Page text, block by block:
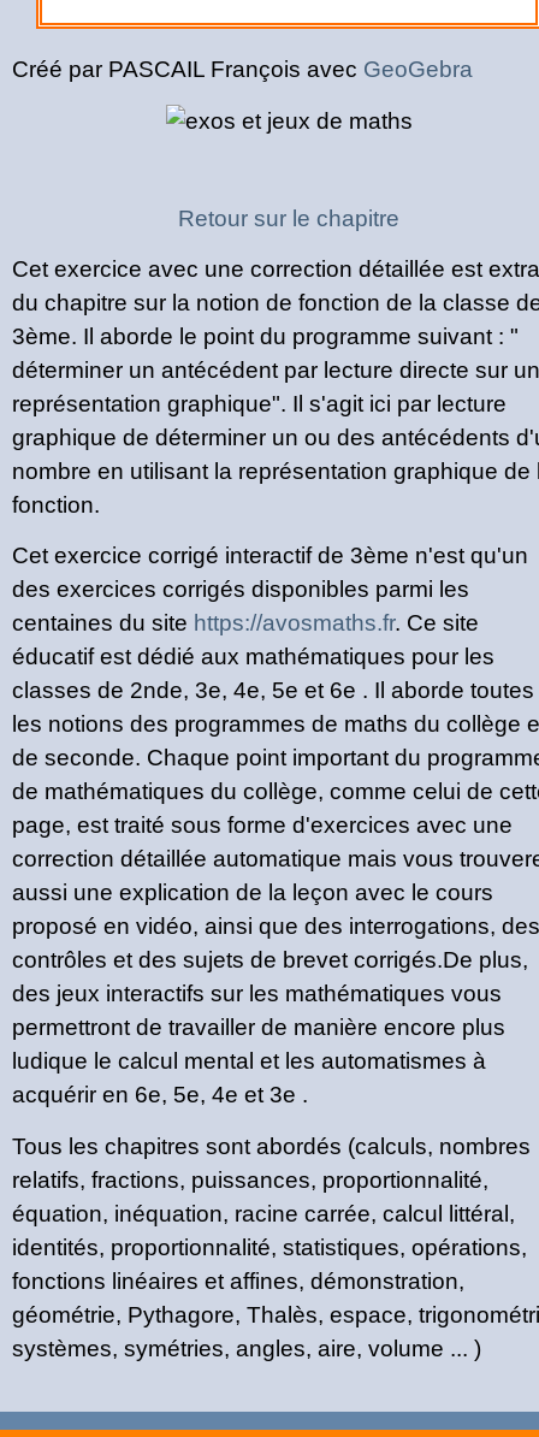
Créé par PASCAIL François avec GeoGebra
Retour sur le chapitre
Cet exercice avec une correction détaillée est
du chapitre sur la notion de fonction de la classe
3ème. Il aborde le point du programme suivant : "
déterminer un antécédent par lecture directe sur
représentation graphique". Il s'agit ici par lecture
graphique de déterminer un ou des antécédents
nombre en utilisant la représentation graphique de
fonction.
Cet exercice corrigé interactif de 3ème n'est qu'un
des exercices corrigés disponibles parmi les
centaines du site https://avosmaths.fr. Ce site
éducatif est dédié aux mathématiques pour les
classes de 2nde, 3e, 4e, 5e et 6e . Il aborde toutes
les notions des programmes de maths du collège
de seconde. Chaque point important du
de mathématiques du collège, comme celui de
page, est traité sous forme d'exercices avec une
correction détaillée automatique mais vous
aussi une explication de la leçon avec le cours
proposé en vidéo, ainsi que des interrogations, des
contrôles et des sujets de brevet corrigés.De plus,
des jeux interactifs sur les mathématiques vous
permettront de travailler de manière encore plus
ludique le calcul mental et les automatismes à
acquérir en 6e, 5e, 4e et 3e .
Tous les chapitres sont abordés (calculs, nombres
relatifs, fractions, puissances, proportionnalité,
équation, inéquation, racine carrée, calcul littéral,
identités, proportionnalité, statistiques, opérations,
fonctions linéaires et affines, démonstration,
géométrie, Pythagore, Thalès, espace,
systèmes, symétries, angles, aire, volume ... )